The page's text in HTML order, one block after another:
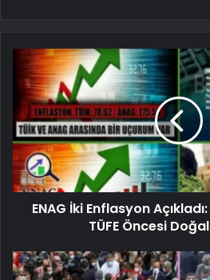
ENAG İki Enflasyon
TÜFE Öncesi